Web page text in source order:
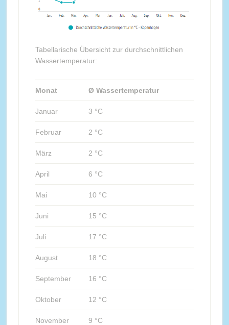
Tabellarische Übersicht zur durchschnittlichen
Wassertemperatur:
Monat Ø Wassertemperatur
Januar 3 °C
Februar 2 °C
März 2 °C
April 6 °C
Mai 10 °C
Juni 15 °C
Juli 17 °C
August 18 °C
September 16 °C
Oktober 12 °C
November 9 °C